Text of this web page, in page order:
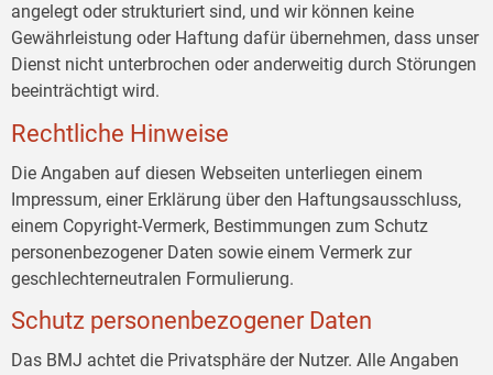
angelegt oder strukturiert sind, und wir können keine
Gewährleistung oder Haftung dafür übernehmen, dass unser
Dienst nicht unterbrochen oder anderweitig durch Störungen
beeinträchtigt wird.
Rechtliche Hinweise
Die Angaben auf diesen Webseiten unterliegen einem
Impressum, einer Erklärung über den Haftungsausschluss,
einem Copyright-Vermerk, Bestimmungen zum Schutz
personenbezogener Daten sowie einem Vermerk zur
geschlechterneutralen Formulierung.
Schutz personenbezogener Daten
Das BMJ achtet die Privatsphäre der Nutzer. Alle Angaben